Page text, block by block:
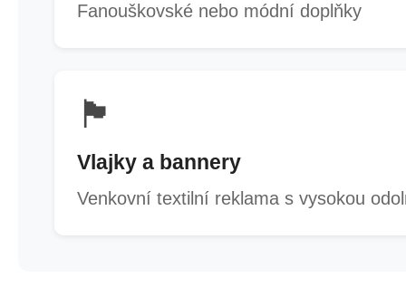
Fanouškovské nebo módní doplňky
🏴
Vlajky a bannery
Venkovní textilní reklama s vysokou